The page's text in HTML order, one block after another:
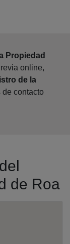
Propiedad
online,
de la
contacto
de Roa